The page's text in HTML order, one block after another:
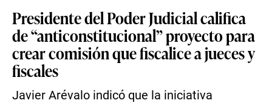
Presidente del Poder Judicial califica
de “anticonstitucional” proyecto para
crear comisión que fiscalice a jueces y
fiscales
Javier Arévalo indicó que la iniciativa